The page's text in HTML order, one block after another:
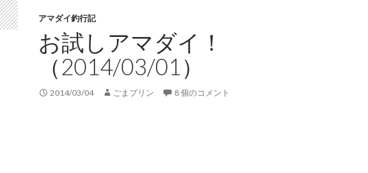
アマダイ釣行記
お試しアマダイ！
（2014/03/01）
2014/03/04 ごまプリン 8 個のコメント